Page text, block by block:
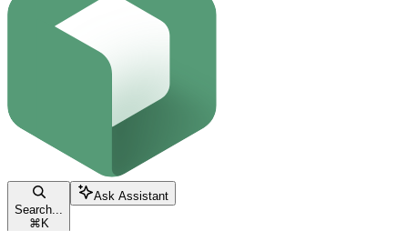
Search...
⌘ K
Ask Assistant